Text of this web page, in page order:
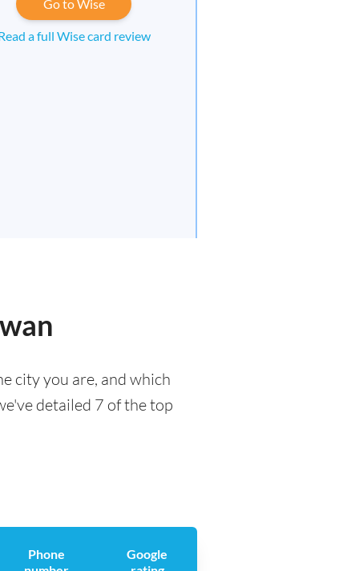
Go to Wise
a full Wise card review
city you are, and which
detailed 7 of the top
Phone
Google